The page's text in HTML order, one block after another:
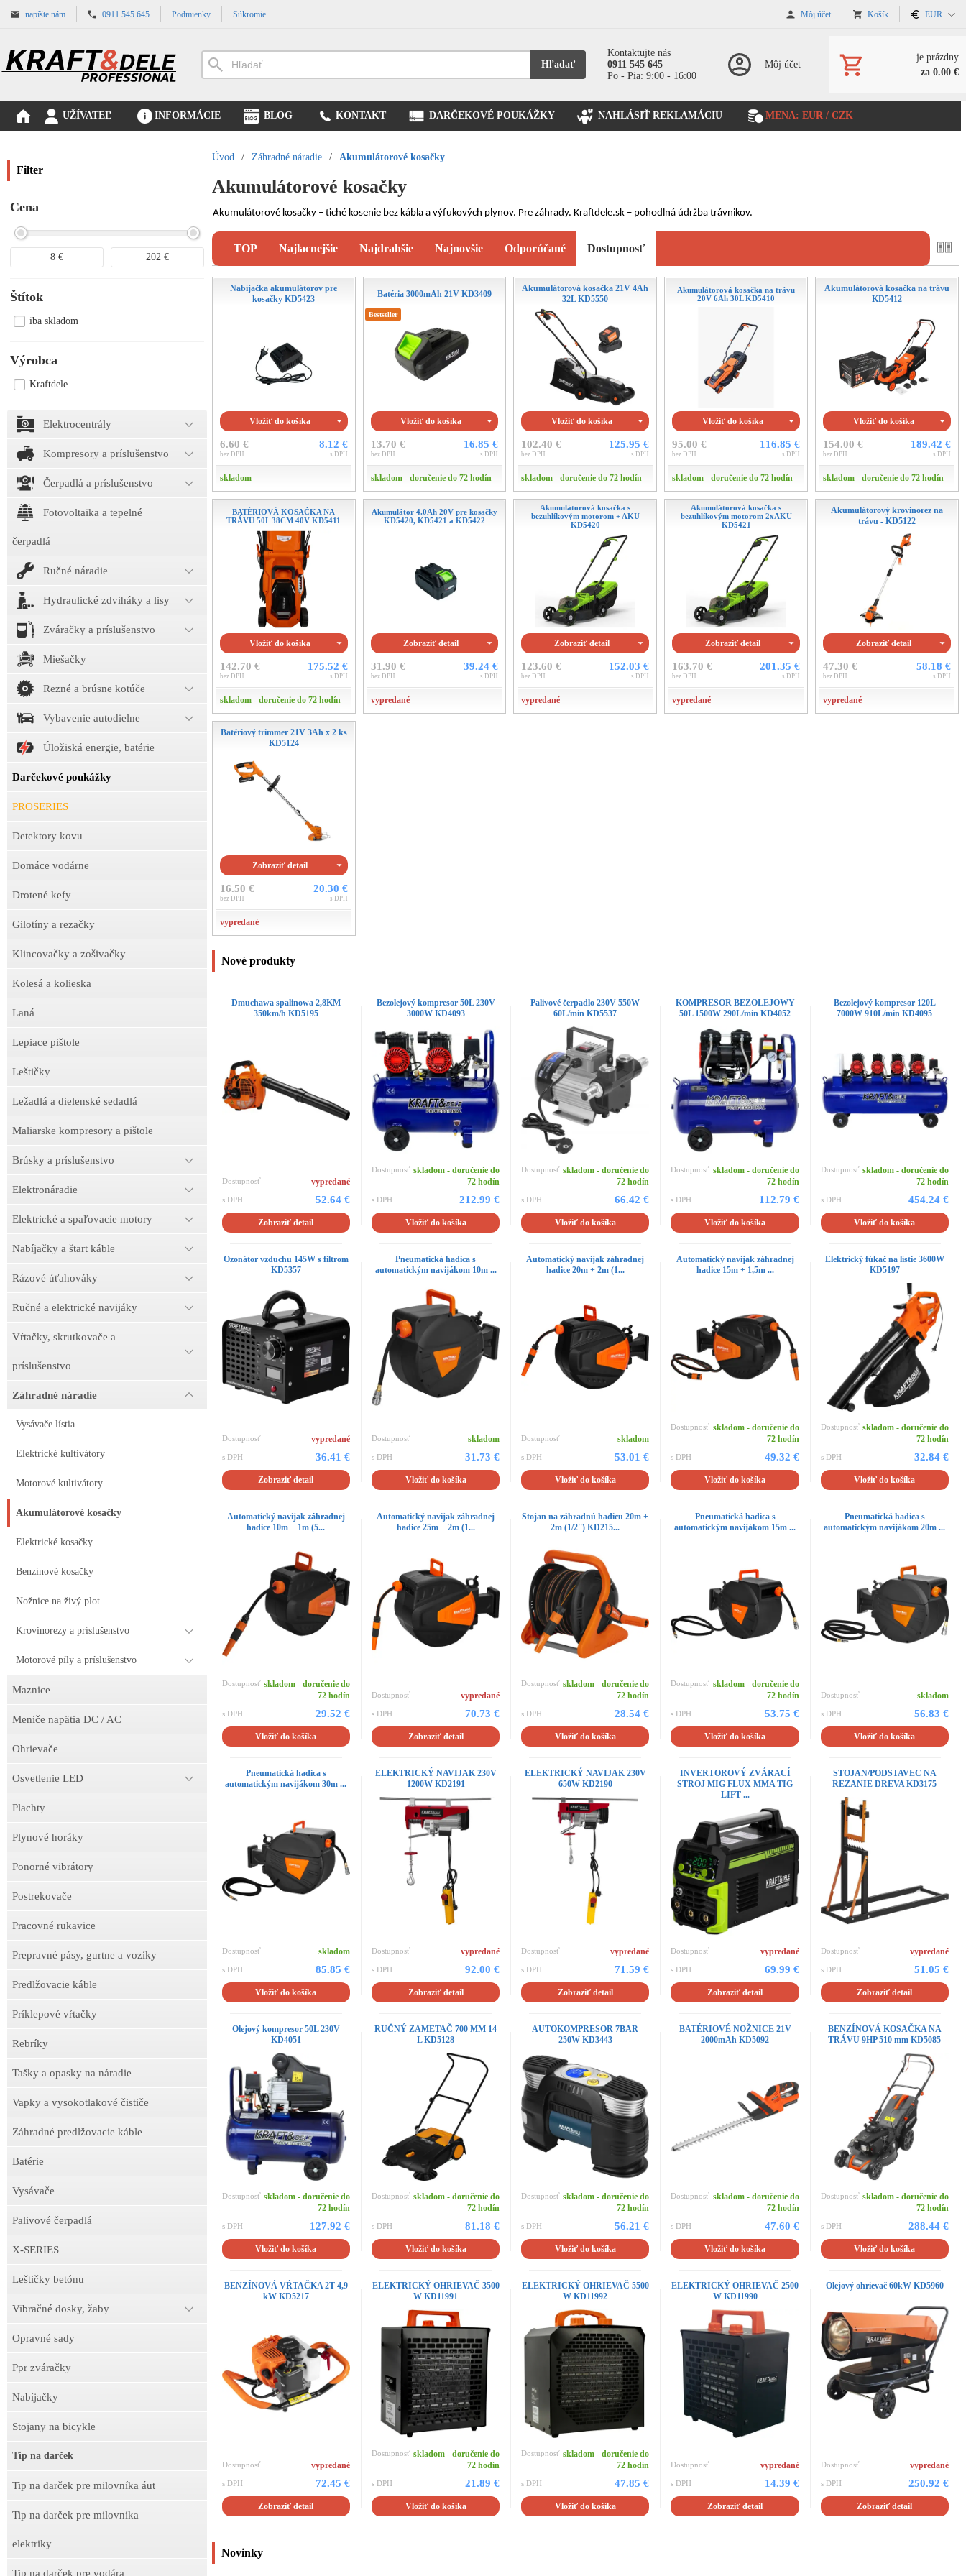
napíšte nám 0911 545 645 Podmienky Súkromie Môj účet Košík EUR
Hľadať
Kontaktujte nás
0911 545 645
Po - Pia: 9:00 - 16:00
Môj účet
je prázdny
za 0.00 €
UŽÍVATEĽ INFORMÁCIE BLOG KONTAKT DARČEKOVÉ POUKÁŽKY NAHLÁSIŤ REKLAMÁCIU MENA: EUR / CZK
Filter
Cena
8 € 202 €
Štítok
iba skladom
Výrobca
Kraftdele
Elektrocentrály
Kompresory a príslušenstvo
Čerpadlá a príslušenstvo
Fotovoltaika a tepelné
čerpadlá
Ručné náradie
Hydraulické zdviháky a lisy
Zváračky a príslušenstvo
Miešačky
Rezné a brúsne kotúče
Vybavenie autodielne
Úložiská energie, batérie
Darčekové poukážky
PROSERIES
Detektory kovu
Domáce vodárne
Drotené kefy
Gilotíny a rezačky
Klincovačky a zošivačky
Kolesá a kolieska
Laná
Lepiace pištole
Leštičky
Ležadlá a dielenské sedadlá
Maliarske kompresory a pištole
Brúsky a príslušenstvo
Elektronáradie
Elektrické a spaľovacie motory
Nabíjačky a štart káble
Rázové úťahováky
Ručné a elektrické navijáky
Vŕtačky, skrutkovače a
príslušenstvo
Záhradné náradie
Vysávače lístia
Elektrické kultivátory
Motorové kultivátory
Akumulátorové kosačky
Elektrické kosačky
Benzínové kosačky
Nožnice na živý plot
Krovinorezy a príslušenstvo
Motorové píly a príslušenstvo
Maznice
Meniče napätia DC / AC
Ohrievače
Osvetlenie LED
Plachty
Plynové horáky
Ponorné vibrátory
Postrekovače
Pracovné rukavice
Prepravné pásy, gurtne a vozíky
Predlžovacie káble
Príklepové vŕtačky
Rebríky
Tašky a opasky na náradie
Vapky a vysokotlakové čističe
Záhradné predlžovacie káble
Batérie
Vysávače
Palivové čerpadlá
X-SERIES
Leštičky betónu
Vibračné dosky, žaby
Opravné sady
Ppr zváračky
Nabíjačky
Stojany na bicykle
Tip na darček
Tip na darček pre milovníka áut
Tip na darček pre milovníka
elektriky
Tip na darček pre vodára
Úvod / Záhradné náradie / Akumulátorové kosačky
Akumulátorové kosačky
Akumulátorové kosačky – tiché kosenie bez kábla a výfukových plynov. Pre záhrady. Kraftdele.sk – pohodlná údržba trávnikov.
TOP Najlacnejšie Najdrahšie Najnovšie Odporúčané Dostupnosť
Nabíjačka akumulátorov pre
kosačky KD5423
Vložiť do košíka
6.60 €
bez DPH
8.12 €
s DPH
skladom
Batéria 3000mAh 21V KD3409
Bestseller
Vložiť do košíka
13.70 €
bez DPH
16.85 €
s DPH
skladom - doručenie do 72 hodín
Akumulátorová kosačka 21V 4Ah
32L KD5550
Vložiť do košíka
102.40 €
bez DPH
125.95 €
s DPH
skladom - doručenie do 72 hodín
Akumulátorová kosačka na trávu
20V 6Ah 30L KD5410
Vložiť do košíka
95.00 €
bez DPH
116.85 €
s DPH
skladom - doručenie do 72 hodín
Akumulátorová kosačka na trávu
KD5412
Vložiť do košíka
154.00 €
bez DPH
189.42 €
s DPH
skladom - doručenie do 72 hodín
BATÉRIOVÁ KOSAČKA NA
TRÁVU 50L 38CM 40V KD5411
Vložiť do košíka
142.70 €
bez DPH
175.52 €
s DPH
skladom - doručenie do 72 hodín
Akumulátor 4.0Ah 20V pre kosačky
KD5420, KD5421 a KD5422
Zobraziť detail
31.90 €
bez DPH
39.24 €
s DPH
vypredané
Akumulátorová kosačka s
bezuhlíkovým motorom + AKU
KD5420
Zobraziť detail
123.60 €
bez DPH
152.03 €
s DPH
vypredané
Akumulátorová kosačka s
bezuhlíkovým motorom 2xAKU
KD5421
Zobraziť detail
163.70 €
bez DPH
201.35 €
s DPH
vypredané
Akumulátorový krovinorez na
trávu - KD5122
Zobraziť detail
47.30 €
bez DPH
58.18 €
s DPH
vypredané
Batériový trimmer 21V 3Ah x 2 ks
KD5124
Zobraziť detail
16.50 €
bez DPH
20.30 €
s DPH
vypredané
Nové produkty
Dmuchawa spalinowa 2,8KM
350km/h KD5195
Dostupnosť vypredané
s DPH 52.64 €
Zobraziť detail
Bezolejový kompresor 50L 230V
3000W KD4093
Dostupnosť skladom - doručenie do
72 hodín
s DPH 212.99 €
Vložiť do košíka
Palivové čerpadlo 230V 550W
60L/min KD5537
Dostupnosť skladom - doručenie do
72 hodín
s DPH 66.42 €
Vložiť do košíka
KOMPRESOR BEZOLEJOWY
50L 1500W 290L/min KD4052
Dostupnosť skladom - doručenie do
72 hodín
s DPH 112.79 €
Vložiť do košíka
Bezolejový kompresor 120L
7000W 910L/min KD4095
Dostupnosť skladom - doručenie do
72 hodín
s DPH 454.24 €
Vložiť do košíka
Ozonátor vzduchu 145W s filtrom
KD5357
Dostupnosť vypredané
s DPH 36.41 €
Zobraziť detail
Pneumatická hadica s
automatickým navijákom 10m ...
Dostupnosť skladom
s DPH 31.73 €
Vložiť do košíka
Automatický navijak záhradnej
hadice 20m + 2m (1...
Dostupnosť skladom
s DPH 53.01 €
Vložiť do košíka
Automatický navijak záhradnej
hadice 15m + 1,5m ...
Dostupnosť skladom - doručenie do
72 hodín
s DPH 49.32 €
Vložiť do košíka
Elektrický fúkač na lístie 3600W
KD5197
Dostupnosť skladom - doručenie do
72 hodín
s DPH 32.84 €
Vložiť do košíka
Automatický navijak záhradnej
hadice 10m + 1m (5...
Dostupnosť skladom - doručenie do
72 hodín
s DPH 29.52 €
Vložiť do košíka
Automatický navijak záhradnej
hadice 25m + 2m (1...
Dostupnosť vypredané
s DPH 70.73 €
Zobraziť detail
Stojan na záhradnú hadicu 20m +
2m (1/2'') KD215...
Dostupnosť skladom - doručenie do
72 hodín
s DPH 28.54 €
Vložiť do košíka
Pneumatická hadica s
automatickým navijákom 15m ...
Dostupnosť skladom - doručenie do
72 hodín
s DPH 53.75 €
Vložiť do košíka
Pneumatická hadica s
automatickým navijákom 20m ...
Dostupnosť skladom
s DPH 56.83 €
Vložiť do košíka
Pneumatická hadica s
automatickým navijákom 30m ...
Dostupnosť skladom
s DPH 85.85 €
Vložiť do košíka
ELEKTRICKÝ NAVIJAK 230V
1200W KD2191
Dostupnosť vypredané
s DPH 92.00 €
Zobraziť detail
ELEKTRICKÝ NAVIJAK 230V
650W KD2190
Dostupnosť vypredané
s DPH 71.59 €
Zobraziť detail
INVERTOROVÝ ZVÁRACÍ
STROJ MIG FLUX MMA TIG
LIFT ...
Dostupnosť vypredané
s DPH 69.99 €
Zobraziť detail
STOJAN/PODSTAVEC NA
REZANIE DREVA KD3175
Dostupnosť vypredané
s DPH 51.05 €
Zobraziť detail
Olejový kompresor 50L 230V
KD4051
Dostupnosť skladom - doručenie do
72 hodín
s DPH 127.92 €
Vložiť do košíka
RUČNÝ ZAMETAČ 700 MM 14
L KD5128
Dostupnosť skladom - doručenie do
72 hodín
s DPH 81.18 €
Vložiť do košíka
AUTOKOMPRESOR 7BAR
250W KD3443
Dostupnosť skladom - doručenie do
72 hodín
s DPH 56.21 €
Vložiť do košíka
BATÉRIOVÉ NOŽNICE 21V
2000mAh KD5092
Dostupnosť skladom - doručenie do
72 hodín
s DPH 47.60 €
Vložiť do košíka
BENZÍNOVÁ KOSAČKA NA
TRÁVU 9HP 510 mm KD5085
Dostupnosť skladom - doručenie do
72 hodín
s DPH 288.44 €
Vložiť do košíka
BENZÍNOVÁ VŔTAČKA 2T 4,9
kW KD5217
Dostupnosť vypredané
s DPH 72.45 €
Zobraziť detail
ELEKTRICKÝ OHRIEVAČ 3500
W KD11991
Dostupnosť skladom - doručenie do
72 hodín
s DPH 21.89 €
Vložiť do košíka
ELEKTRICKÝ OHRIEVAČ 5500
W KD11992
Dostupnosť skladom - doručenie do
72 hodín
s DPH 47.85 €
Vložiť do košíka
ELEKTRICKÝ OHRIEVAČ 2500
W KD11990
Dostupnosť vypredané
s DPH 14.39 €
Zobraziť detail
Olejový ohrievač 60kW KD5960
Dostupnosť vypredané
s DPH 250.92 €
Zobraziť detail
Novinky